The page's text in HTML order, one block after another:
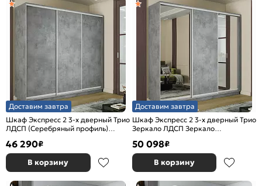
Доставим завтра
Шкаф Экспресс 2 3-х дверный Трио
ЛДСП (Серебряный профиль)
46 290₽
В корзину
Доставим завтра
Шкаф Экспресс 2 3-х дверный Трио
Зеркало ЛДСП Зеркало
1800x2400x600
50 098₽
В корзину